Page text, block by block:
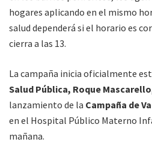
hogares aplicando en el mismo
salud dependerá si el horario es
cierra a las 13.
La campaña inicia oficialmente
Salud Pública, Roque Mascarello
lanzamiento de la Campaña de
en el Hospital Público Materno
mañana.